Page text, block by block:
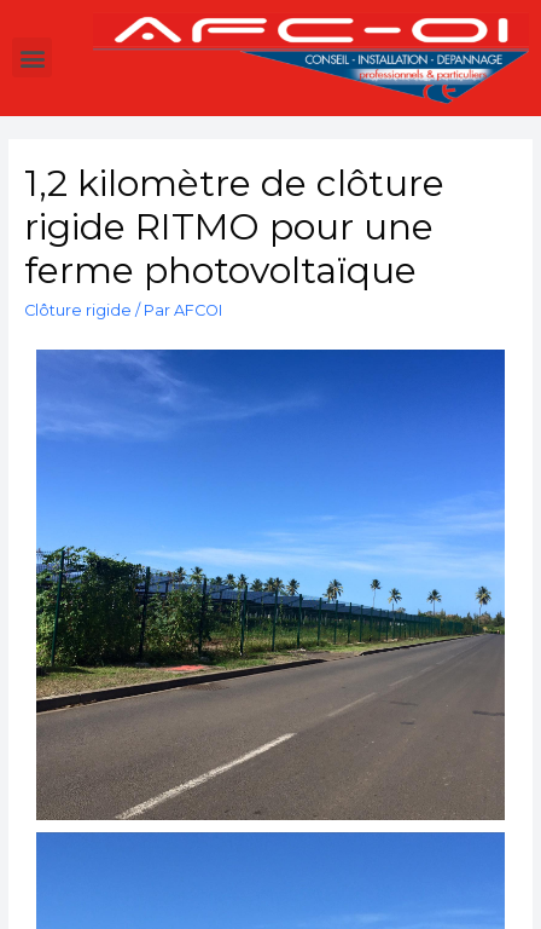
1,2 kilomètre de clôture
rigide RITMO pour une
ferme photovoltaïque
Clôture rigide / Par AFCOI